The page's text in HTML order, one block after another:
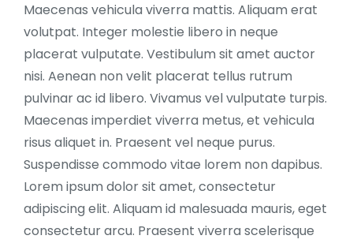
Maecenas vehicula viverra mattis. Aliquam erat
volutpat. Integer molestie libero in neque
placerat vulputate. Vestibulum sit amet auctor
nisi. Aenean non velit placerat tellus rutrum
pulvinar ac id libero. Vivamus vel vulputate turpis.
Maecenas imperdiet viverra metus, et vehicula
risus aliquet in. Praesent vel neque purus.
Suspendisse commodo vitae lorem non dapibus.
Lorem ipsum dolor sit amet, consectetur
adipiscing elit. Aliquam id malesuada mauris, eget
consectetur arcu. Praesent viverra scelerisque